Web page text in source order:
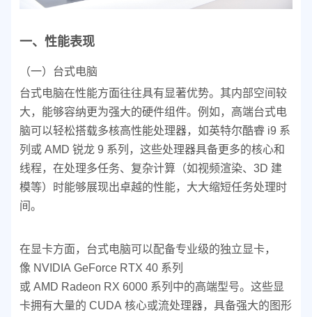
一、性能表现
（一）台式电脑
台式电脑在性能方面往往具有显著优势。其内部空间较
大，能够容纳更为强大的硬件组件。例如，高端台式电
脑可以轻松搭载多核高性能处理器，如英特尔酷睿 i9 系
列或 AMD 锐龙 9 系列，这些处理器具备更多的核心和
线程，在处理多任务、复杂计算（如视频渲染、3D 建
模等）时能够展现出卓越的性能，大大缩短任务处理时
间。
在显卡方面，台式电脑可以配备专业级的独立显卡，
像 NVIDIA GeForce RTX 40 系列
或 AMD Radeon RX 6000 系列中的高端型号。这些显
卡拥有大量的 CUDA 核心或流处理器，具备强大的图形